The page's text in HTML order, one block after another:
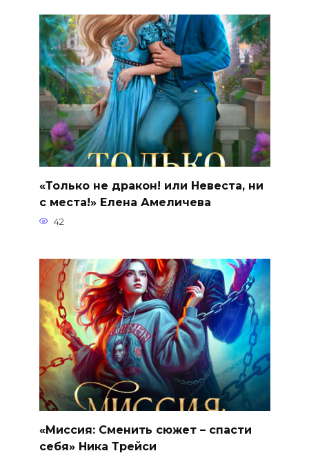
«Только не дракон! или Невеста, ни
с места!» Елена Амеличева
42
«Миссия: Сменить сюжет – спасти
себя» Ника Трейси